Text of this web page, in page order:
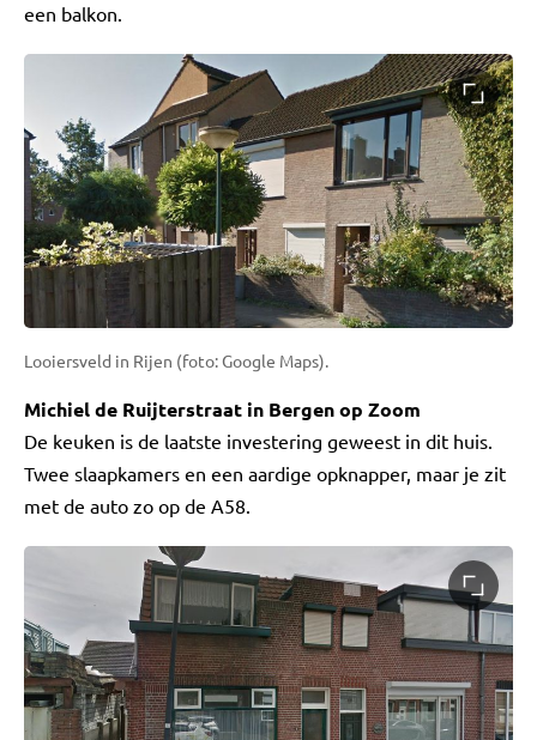
een balkon.
Looiersveld in Rijen (foto: Google Maps).
Michiel de Ruijterstraat in Bergen op Zoom
De keuken is de laatste investering geweest in dit huis.
Twee slaapkamers en een aardige opknapper, maar je zit
met de auto zo op de A58.